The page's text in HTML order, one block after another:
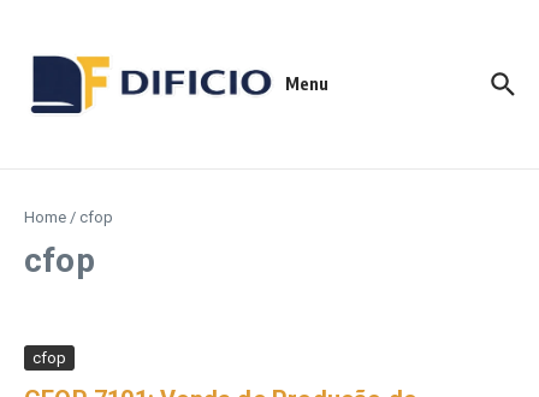
Menu
Home / cfop
cfop
cfop